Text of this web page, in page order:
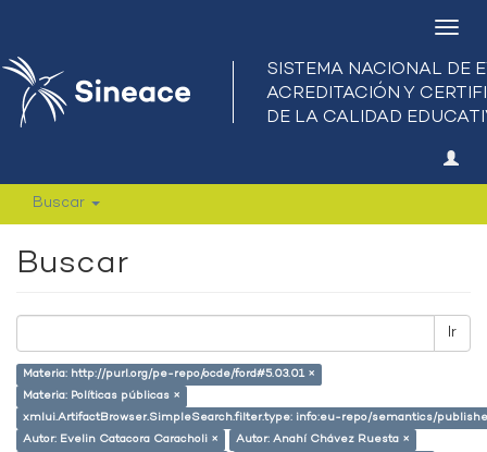
Buscar
Buscar
Ir
Materia: http://purl.org/pe-repo/ocde/ford#5.03.01 ×
Materia: Políticas públicas ×
xmlui.ArtifactBrowser.SimpleSearch.filter.type: info:eu-repo/semantics/
Autor: Evelin Catacora Caracholi ×
Autor: Anahí Chávez Ruesta ×